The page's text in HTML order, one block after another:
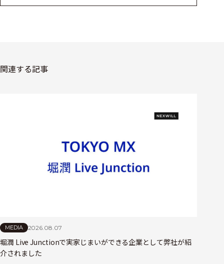
関連する記事
MEDIA 2026.08.07
堀潤 Live Junctionで実家じまいができる企業として弊社が紹
介されました